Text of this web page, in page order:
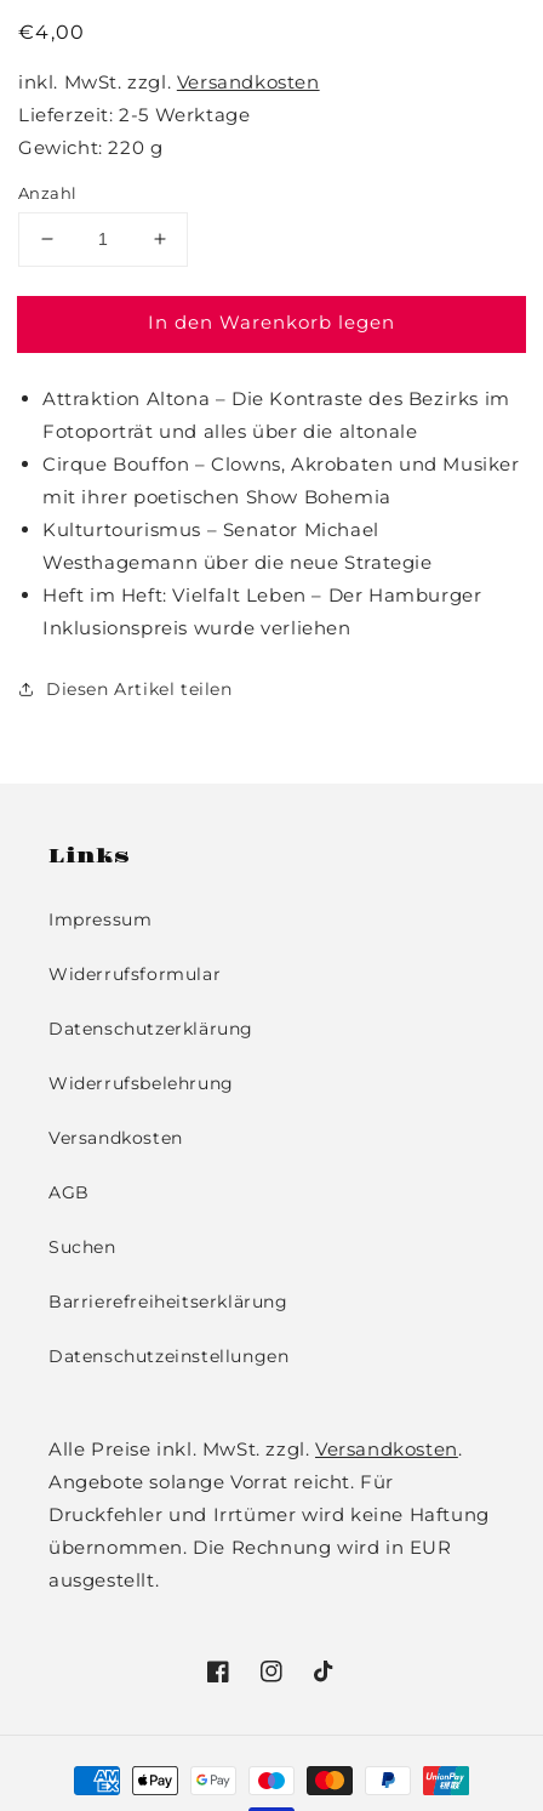
€4,00
inkl. MwSt.zzgl. Versandkosten
Lieferzeit: 2-5 Werktage
Gewicht: 220 g
Anzahl
In den Warenkorb legen
Attraktion Altona – Die Kontraste des Bezirks im
Fotoporträt und alles über die altonale
Cirque Bouffon – Clowns, Akrobaten und Musiker
mit ihrer poetischen Show Bohemia
Kulturtourismus – Senator Michael
Westhagemann über die neue Strategie
Heft im Heft: Vielfalt Leben – Der Hamburger
Inklusionspreis wurde verliehen
Diesen Artikel teilen
Links
Impressum
Widerrufsformular
Datenschutzerklärung
Widerrufsbelehrung
Versandkosten
AGB
Suchen
Barrierefreiheitserklärung
Datenschutzeinstellungen
Alle Preise inkl. MwSt. zzgl.Versandkosten.
Angebote solange Vorrat reicht. Für
Druckfehler und Irrtümer wird keine Haftung
übernommen. Die Rechnung wird in EUR
ausgestellt.